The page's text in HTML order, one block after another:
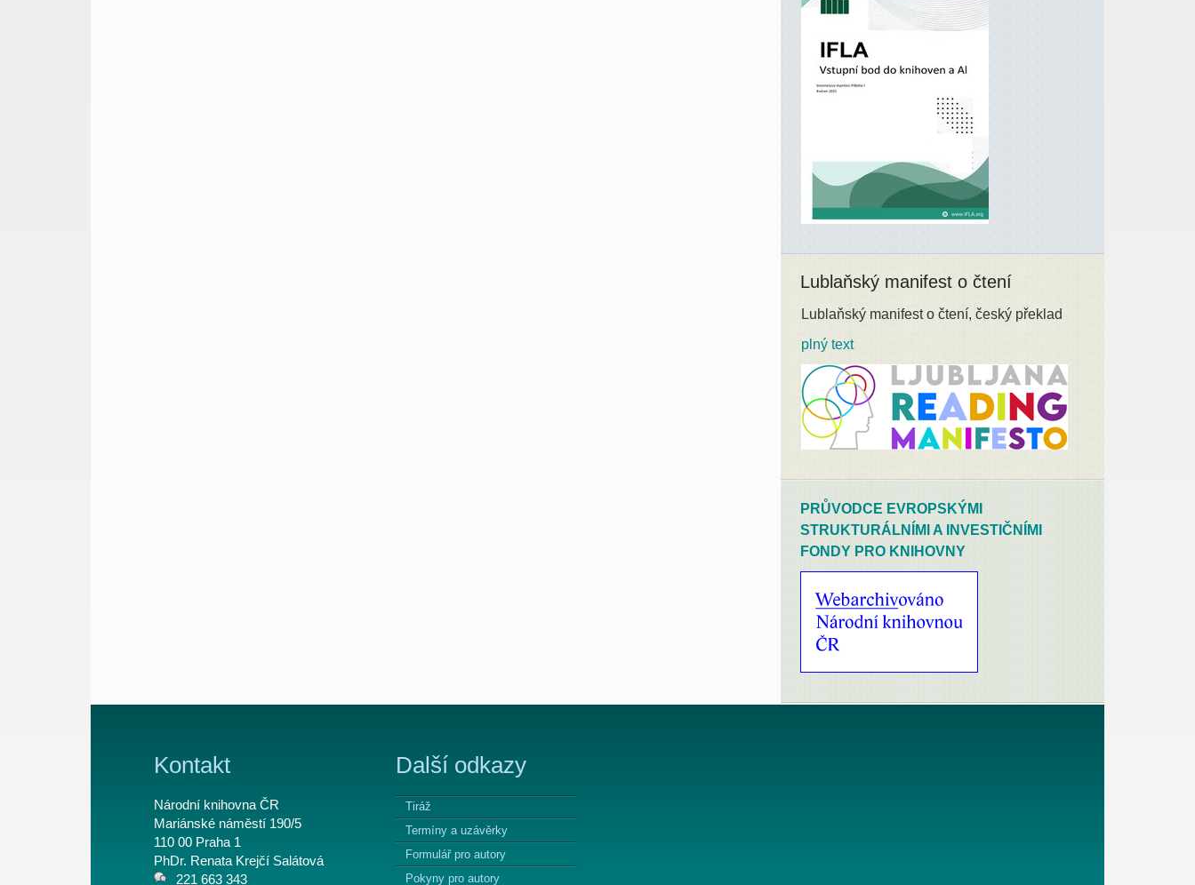
Lublaňský manifest o čtení
Lublaňský manifest o čtení, český překlad
plný text
PRŮVODCE EVROPSKÝMI
STRUKTURÁLNÍMI A INVESTIČNÍMI
FONDY PRO KNIHOVNY
Kontakt
Národní knihovna ČR
Mariánské náměstí 190/5
110 00 Praha 1
PhDr. Renata Krejčí Salátová
221 663 343
Další odkazy
Tiráž
Termíny a uzávěrky
Formulář pro autory
Pokyny pro autory